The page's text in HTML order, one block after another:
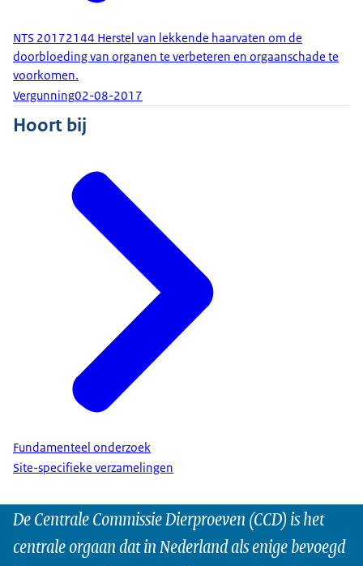
NTS 20172144 Herstel van lekkende haarvaten om de
doorbloeding van organen te verbeteren en orgaanschade te
voorkomen.
Vergunning02-08-2017
Hoort bij
Fundamenteel onderzoek
Site-specifieke verzamelingen
De Centrale Commissie Dierproeven (CCD) is het
centrale orgaan dat in Nederland als enige bevoegd